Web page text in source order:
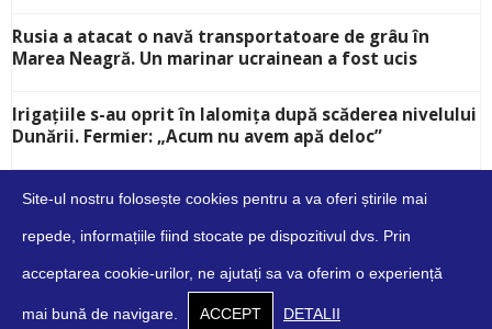
Rusia a atacat o navă transportatoare de grâu în
Marea Neagră. Un marinar ucrainean a fost ucis
Irigațiile s-au oprit în Ialomița după scăderea nivelului
Dunării. Fermier: „Acum nu avem apă deloc”
Despre Contact Cookies Confidențialitate
Site-ul nostru folosește cookies pentru a va oferi știrile mai
repede, informațiile fiind stocate pe dispozitivul dvs. Prin
acceptarea cookie-urilor, ne ajutați sa va oferim o experiență
mai bună de navigare. ACCEPT DETALII